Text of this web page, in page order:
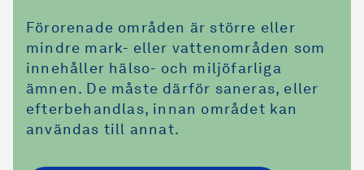
Förorenade områden är större eller
mindre mark- eller vattenområden som
innehåller hälso- och miljöfarliga
ämnen. De måste därför saneras, eller
efterbehandlas, innan området kan
användas till annat.